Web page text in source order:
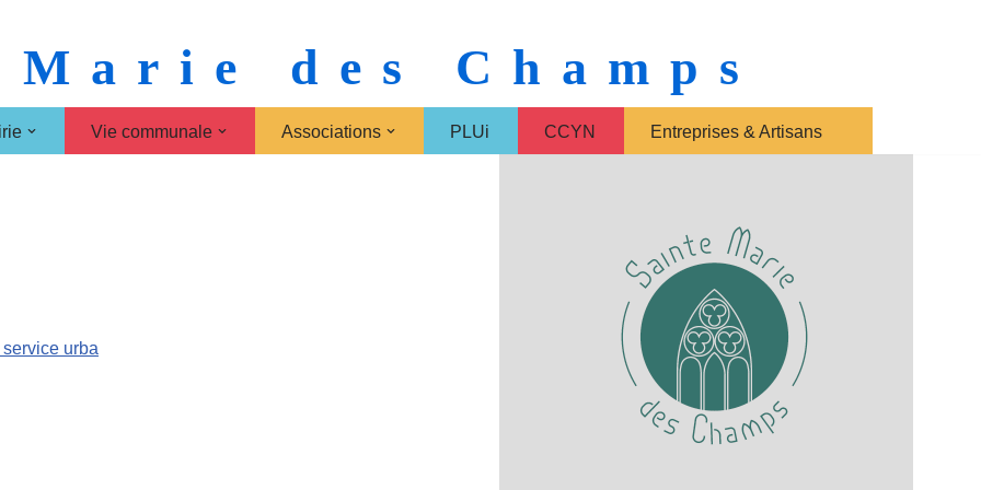
des Champs
Vie communale Associations PLUi CCYN Entreprises & Artisans